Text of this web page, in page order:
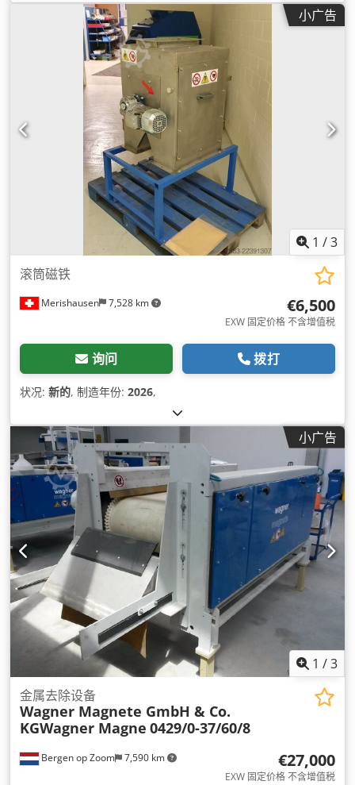
小广告
1 /3
Merishausen 7,528 km
滚筒磁铁
€6,500
EXW 固定价格 不含增值税
询问 拨打
状况: 新的, 制造年份: 2026,
小广告
1 /3
Bergen op Zoom 7,590 km
金属去除设备
Wagner Magnete GmbH & Co.
KGWagner Magne 0429/0-37/60/8
€27,000
EXW 固定价格 不含增值税